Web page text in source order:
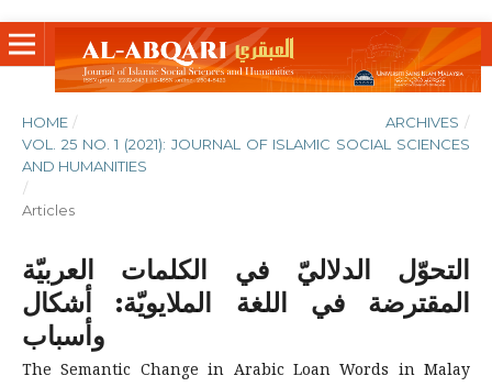
HOME / ARCHIVES /
VOL. 25 NO. 1 (2021): JOURNAL OF ISLAMIC SOCIAL SCIENCES
AND HUMANITIES
/
Articles
التحوّل الدلاليّ في الكلمات العربيّة
المقترضة في اللغة الملايويّة: أشكال
وأسباب
The Semantic Change in Arabic Loan Words in Malay